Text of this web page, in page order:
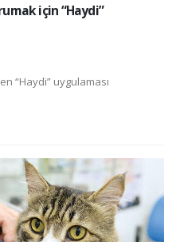
için “Haydi”
“Haydi” uygulaması